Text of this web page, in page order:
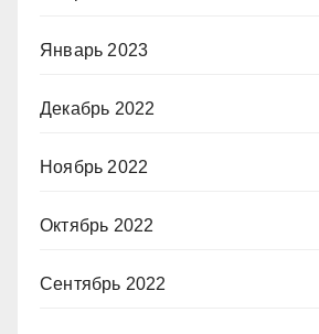
Январь 2023
Декабрь 2022
Ноябрь 2022
Октябрь 2022
Сентябрь 2022